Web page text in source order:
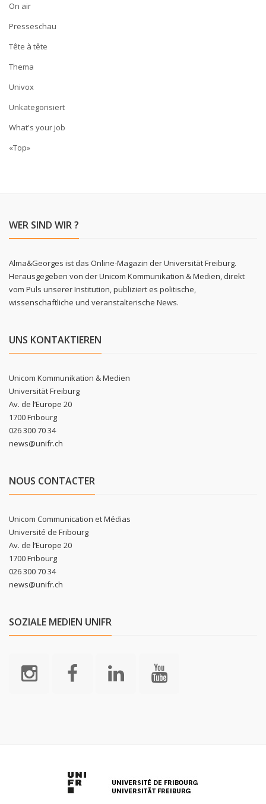
On air
Presseschau
Tête à tête
Thema
Univox
Unkategorisiert
What's your job
«Top»
WER SIND WIR ?
Alma&Georges ist das Online-Magazin der Universität Freiburg.
Herausgegeben von der Unicom Kommunikation & Medien, direkt
vom Puls unserer Institution, publiziert es politische,
wissenschaftliche und veranstalterische News.
UNS KONTAKTIEREN
Unicom Kommunikation & Medien
Universität Freiburg
Av. de l’Europe 20
1700 Fribourg
026 300 70 34
news@unifr.ch
NOUS CONTACTER
Unicom Communication et Médias
Université de Fribourg
Av. de l’Europe 20
1700 Fribourg
026 300 70 34
news@unifr.ch
SOZIALE MEDIEN UNIFR